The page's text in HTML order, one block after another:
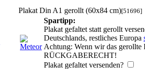
Plakat Din A1 gerollt (60x84 cm)[51696]
Spartipp:
Plakat gefaltet statt gerollt
Deutschlands, restliches Europa
Achtung: Wenn wir das
RÜCKGABERECHT!
Plakat gefaltet versenden?